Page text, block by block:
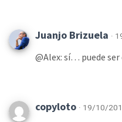
Juanjo Brizuela ·
@Alex: sí… puede
copyloto · 19/10/